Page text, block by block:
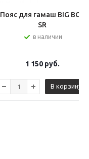
Пояс для гамаш BIG BOY
SR
в наличии
1 150руб.
В корзину